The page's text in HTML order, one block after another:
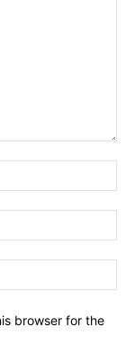
browser for the